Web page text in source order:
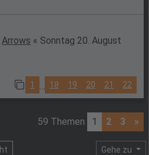
Arrows « Sonntag 20. August
1 18 19 20 21 22
59 Themen 1 2 3 »
Gehe zu